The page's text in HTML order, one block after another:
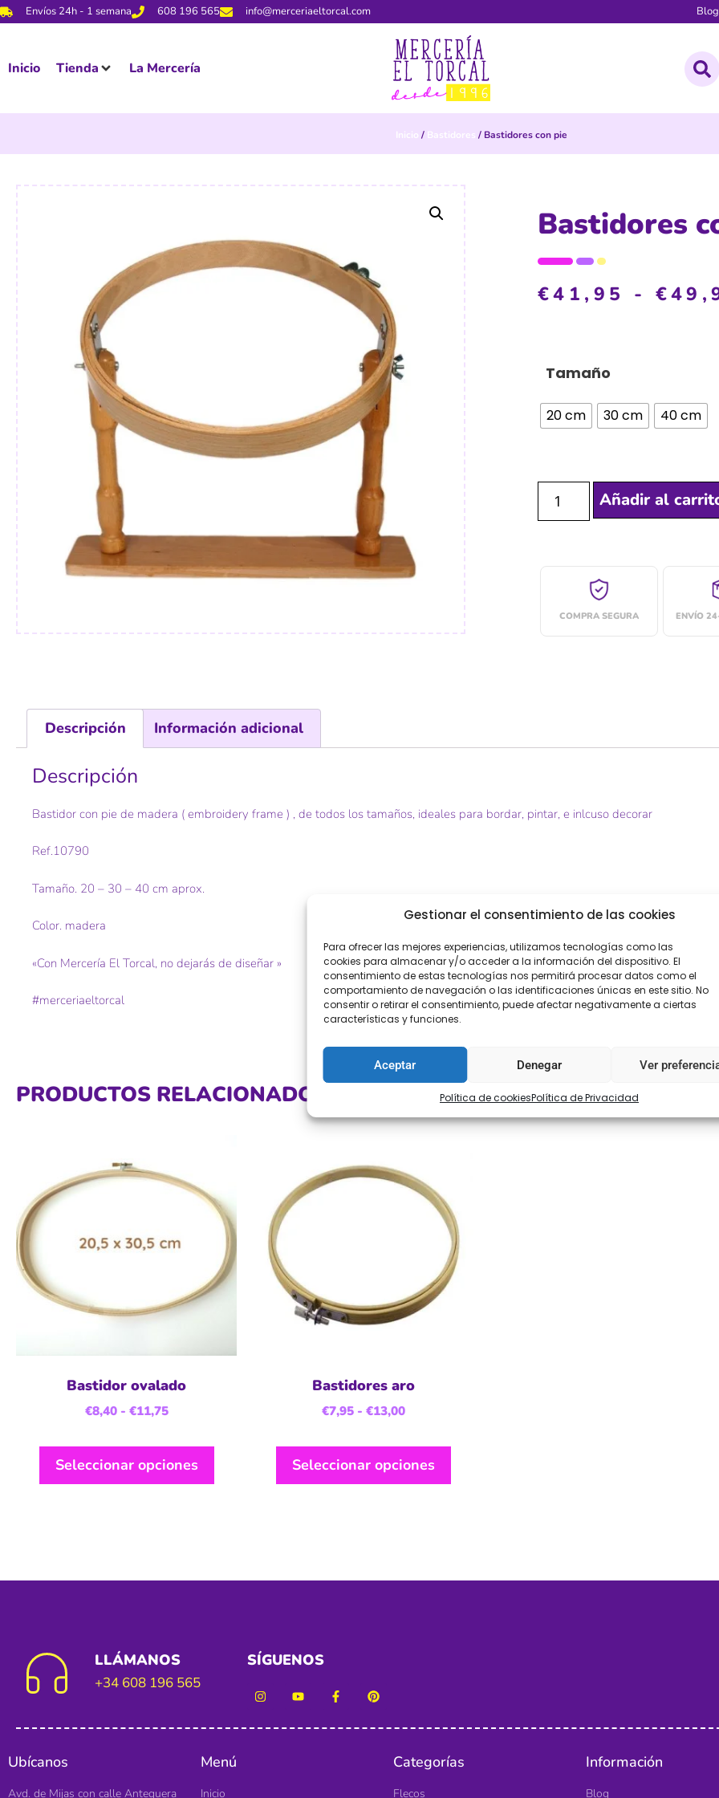
Gestionar el consentimiento de las cookies
Para ofrecer las mejores experiencias, utilizamos tecnologías como las
cookies para almacenar y/o acceder a la información del dispositivo. El
consentimiento de estas tecnologías nos permitirá procesar datos como el
comportamiento de navegación o las identificaciones únicas en este sitio. No
consentir o retirar el consentimiento, puede afectar negativamente a ciertas
características y funciones.
Aceptar Denegar Ver
Política de cookiesPolítica de Privacidad
Envíos 24h - 1 semana 608 196 565 info@merceriaeltorcal.com Blog
Inicio Tienda La Mercería
Inicio / Bastidores / Bastidores con pie
Bastidores
€41,95 - €
Tamaño
20 cm 30 cm 40 cm
Añadir al
COMPRA SEGURA ENVÍO
Descripción Información adicional
Descripción
Bastidor con pie de madera ( embroidery frame ) , de todos los tamaños, ideales para bordar, pintar, e inlcuso decorar
Ref.10790
Tamaño. 20 – 30 – 40 cm aprox.
Color. madera
«Con Mercería El Torcal, no dejarás de diseñar »
#merceriaeltorcal
PRODUCTOS RELACIONADOS
Bastidor ovalado
€8,40 - €11,75
Seleccionar opciones
Bastidores aro
€7,95 - €13,00
Seleccionar opciones
LLÁMANOS
+34 608 196 565
SÍGUENOS
Ubícanos
Avd. de Mijas con calle Antequera
Menú
Inicio
Categorías
Flecos
Información
Blog